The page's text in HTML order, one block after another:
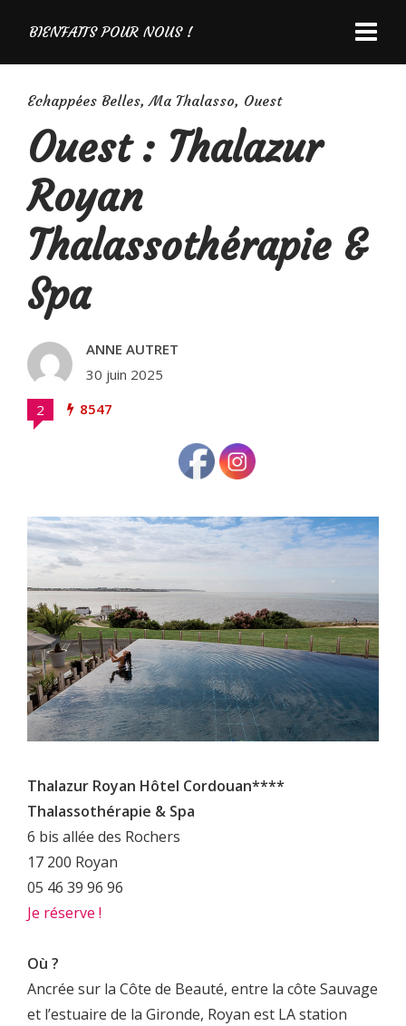
BIENFAITS POUR NOUS !
Echappées Belles,Ma Thalasso, Ouest
Ouest : Thalazur
Royan
Thalassothérapie &
Spa
ANNE AUTRET
30 juin 2025
2
8547
Thalazur Royan Hôtel Cordouan****
Thalassothérapie & Spa
6 bis allée des Rochers
17 200 Royan
05 46 39 96 96
Je réserve !
Où ?
Ancrée sur la Côte de Beauté, entre la côte Sauvage
et l’estuaire de la Gironde, Royan est LA station